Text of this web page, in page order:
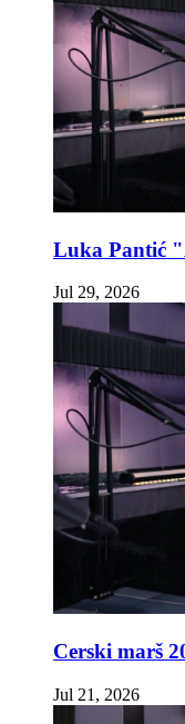
Luka Pantić
Jul 29, 2026
Cerski marš
Jul 21, 2026